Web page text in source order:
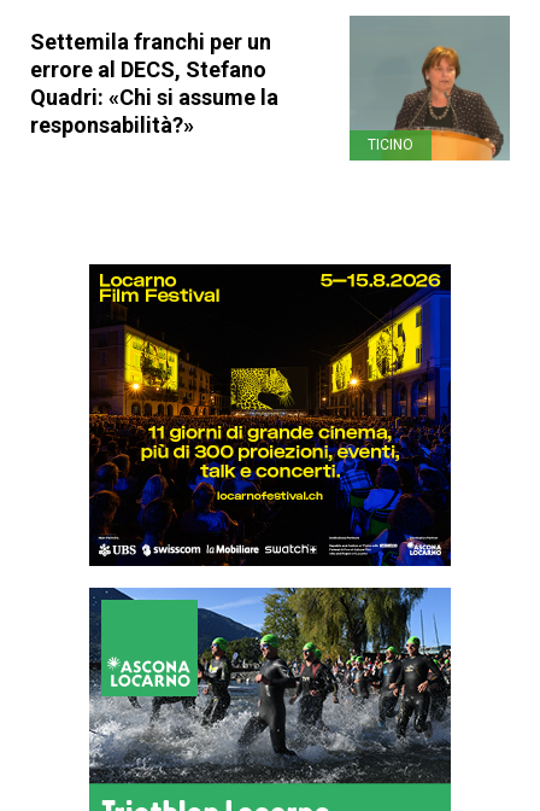
Settemila franchi per un
errore al DECS, Stefano
Quadri: «Chi si assume la
responsabilità?»
TICINO